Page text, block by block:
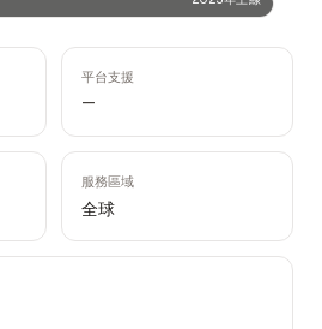
平台支援
—
服務區域
全球